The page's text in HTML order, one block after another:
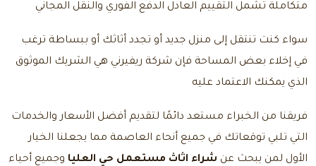
متكاملة تشمل التقييم العادل الدفع الفوري والنقل المجاني
سواء كنت تنتقل إلى منزل جديد أو تجدد أثاثك أو ببساطة ترغب
في إخلاء بعض المساحة فإن شركة ريفيرني هي الشريك الموثوق
الذي يمكنك الاعتماد عليه
فريقنا من الخبراء مستعد دائمًا لتقديم أفضل الأسعار والخدمات
التي تلبي توقعاتك في جميع أنحاء العاصمة مما يجعلنا الخيار
الأول لمن يبحث عن شراء اثاث مستعمل حي العليا وجميع أحياء